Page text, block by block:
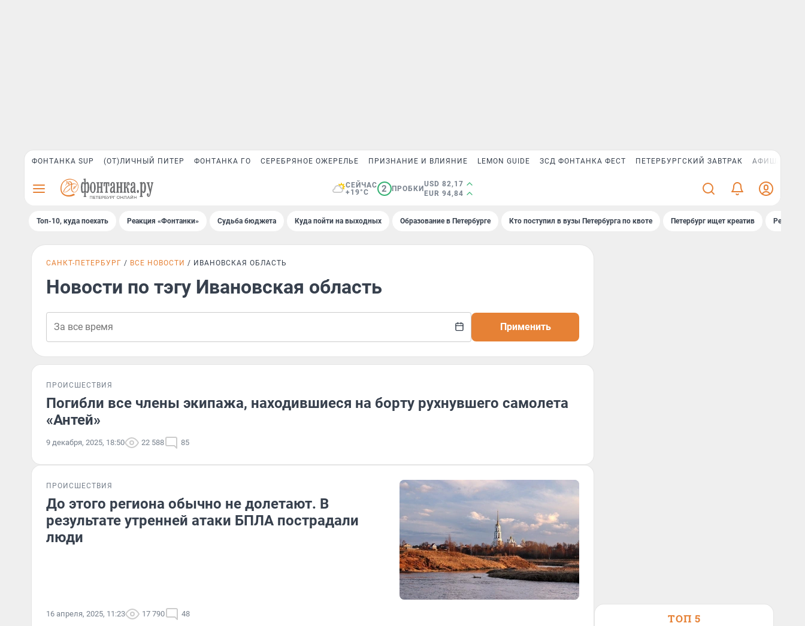
ФОНТАНКА SUP (ОТ)ЛИЧНЫЙ ПИТЕР ФОНТАНКА ГО СЕРЕБРЯНОЕ ОЖЕРЕЛЬЕ ПРИЗНАНИЕ И ВЛИЯНИЕ LEMON GUIDE ЗСД ФОНТАНКА ФЕСТ ПЕТЕРБУРГСКИЙ ЗАВТРАК АФИША PLUS
СЕЙЧАС
+19°C
2 ПРОБКИ
USD 82,17
EUR 94,84
Топ-10, куда поехать Реакция «Фонтанки» Судьба бюджета Куда пойти на выходных Образование в Петербурге Кто поступил в вузы Петербурга по квоте Петербург ищет креатив
САНКТ-ПЕТЕРБУРГ ВСЕ НОВОСТИ ИВАНОВСКАЯ ОБЛАСТЬ
Новости по тэгу Ивановская область
Применить
ПРОИСШЕСТВИЯ
Погибли все члены экипажа, находившиеся на борту рухнувшего самолета
«Антей»
9 декабря, 2025, 18:50 22 588 85
ПРОИСШЕСТВИЯ
До этого региона обычно не долетают. В
результате утренней атаки БПЛА пострадали
люди
16 апреля, 2025, 11:23 17 790 48 ТОП 5